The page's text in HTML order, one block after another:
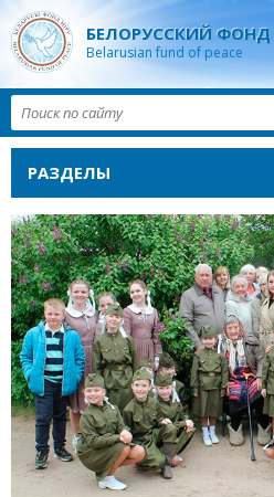
БЕЛОРУССКИЙ
Belarusian fund of peace
РАЗДЕЛЫ